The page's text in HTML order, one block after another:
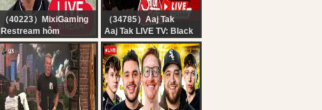
（40223）MixiGaming
Restream hôm
qua..................
（34785）Aaj Tak
Aaj Tak LIVE TV: Black
And White | Atiq Ahmed
Son Death | Mohan
Bhagwat| Student
Protest | Pakistan